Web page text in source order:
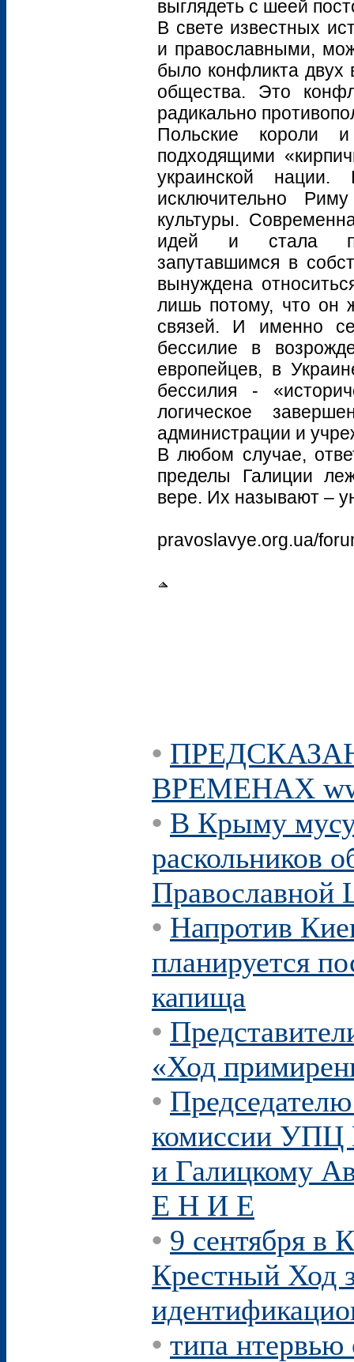
выглядеть с шеей
В свете известных
и православными,
было конфликта двух
общества. Это
радикально
Польские короли и
подходящими
украинской нации.
исключительно
культуры.
идей и стала
запутавшимся в
вынуждена
лишь потому, что он
связей. И именно
бессилие в
европейцев, в
бессилия -
логическое
администрации и
В любом случае,
пределы Галиции
вере. Их называют –
pravoslavye.org.ua/
•
ВРЕМЕНАХ
• В Крыму
раскольников
Православной
• Напротив
планируется
капища
•
«Ход
•
комиссии УПЦ
и Галицкому
Е Н И Е
• 9 сентября в
Крестный Ход
• типа